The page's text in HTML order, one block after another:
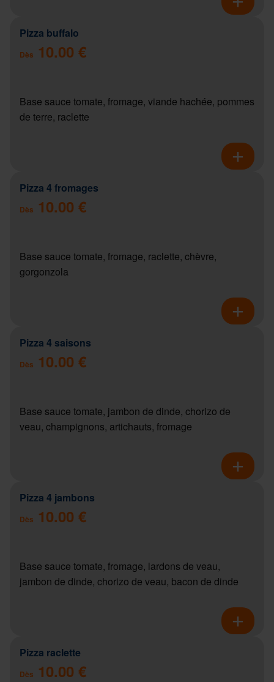
Pizza buffalo
Dès 10.00 €
Base sauce tomate, fromage, viande hachée, pommes
de terre, raclette
Pizza 4 fromages
Dès 10.00 €
Base sauce tomate, fromage, raclette, chèvre,
gorgonzola
Pizza 4 saisons
Dès 10.00 €
Base sauce tomate, jambon de dinde, chorizo de
veau, champignons, artichauts, fromage
Pizza 4 jambons
Dès 10.00 €
Base sauce tomate, fromage, lardons de veau,
jambon de dinde, chorizo de veau, bacon de dinde
Pizza raclette
Dès 10.00 €